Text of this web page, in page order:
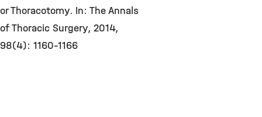
or Thoracotomy. In: The Annals
of Thoracic Surgery, 2014,
98(4): 1160-1166